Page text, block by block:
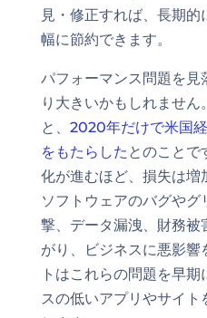
見・修正すれば、長期
幅に節約できます。
パフォーマンス問題を見
り大きいかもしれません
と、 2020年だけで米国
をもたらした とのことで
化が進むほど、損失は増
ソフトウェアのバグや
撃、データ漏洩、財務被
がり、ビジネスに悪影響
トはこれらの問題を早
スの低いアプリやサイ